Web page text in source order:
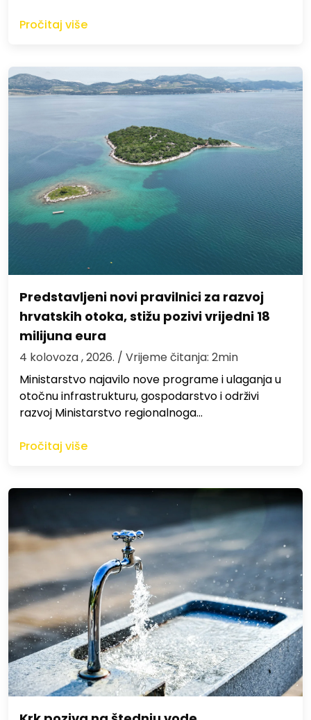
Pročitaj više
Predstavljeni novi pravilnici za razvoj
hrvatskih otoka, stižu pozivi vrijedni 18
milijuna eura
4 kolovoza , 2026. / Vrijeme čitanja: 2min
Ministarstvo najavilo nove programe i ulaganja u
otočnu infrastrukturu, gospodarstvo i održivi
razvoj Ministarstvo regionalnoga…
Pročitaj više